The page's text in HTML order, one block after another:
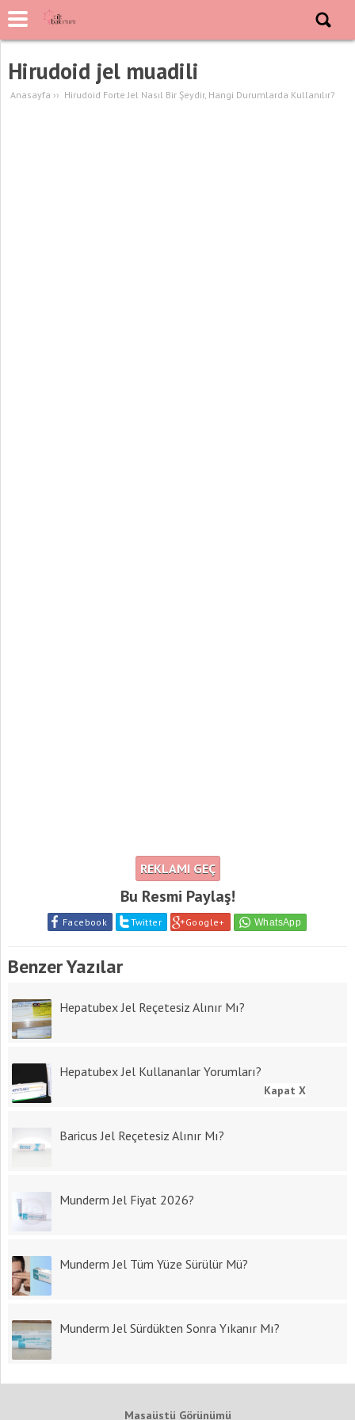
Hirudoid jel muadili
Anasayfa ›› Hirudoid Forte Jel Nasıl Bir Şeydir, Hangi Durumlarda Kullanılır?
REKLAMI GEÇ
Bu Resmi Paylaş!
Facebook Twitter Google+
Benzer Yazılar
Hepatubex Jel Reçetesiz Alınır Mı?
Hepatubex Jel Kullananlar Yorumları?
Baricus Jel Reçetesiz Alınır Mı?
Munderm Jel Fiyat 2026?
Munderm Jel Tüm Yüze Sürülür Mü?
Munderm Jel Sürdükten Sonra Yıkanır Mı?
Masaüstü Görünümü
Kapat X